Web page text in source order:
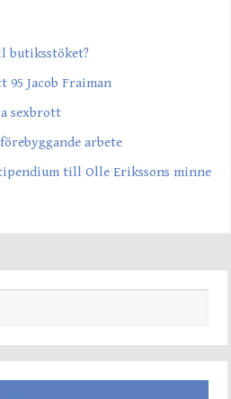
butiksstöket?
95 Jacob Fraiman
sexbrott
arbete
till Olle Erikssons minne